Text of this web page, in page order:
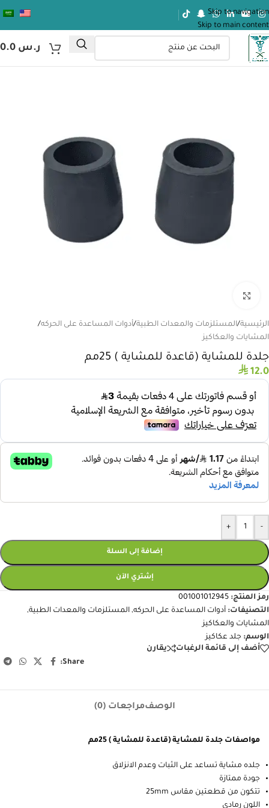
Skip to navigation
Skip to main content
ر.س
الرئيسية/المستلزمات والمعدات الطبية/أدوات المساعدة على الحركه/
المشايات والعكاكيز
جلدة للمشاية (قاعدة للمشاية ) 25مم
⃁ 12.0
-
+
إضافة إلى السلة
إشتري الآن
رمز المنتج: 001001012945
التصنيفات: أدوات المساعدة على الحركه, المستلزمات والمعدات الطبية,
المشايات والعكاكيز
الوسم: جلد عكاكيز
أضف إلى قائمة الرغبات
يقارن
Share:
الوصفمراجعات (0)
مواصفات جلدة للمشاية (قاعدة للمشاية ) 25مم
جلده مشاية تساعد على الثبات وعدم الانزلاق
جودة ممتازة
تتكون من قطعتين مقاس 25mm
اللون رمادى